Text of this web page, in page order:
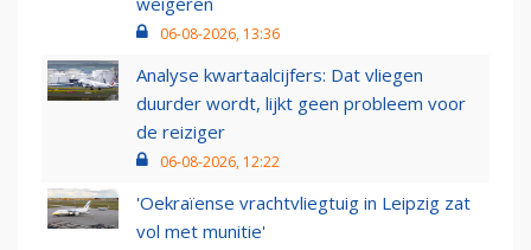
06-08-2026, 13:36
Analyse kwartaalcijfers: Dat vliegen
duurder wordt, lijkt geen probleem voor
de reiziger
06-08-2026, 12:22
'Oekraïense vrachtvliegtuig in Leipzig zat
vol met munitie'